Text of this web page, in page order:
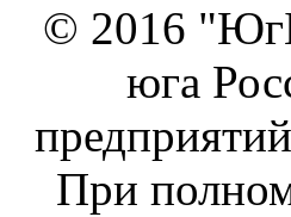
© 2016
юга
При